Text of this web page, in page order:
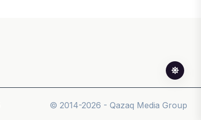
В стране запустили платформу для
женщин-предпринимателей
05 АВГУСТА, 2026
© 2014-2026 - Qazaq Media Group